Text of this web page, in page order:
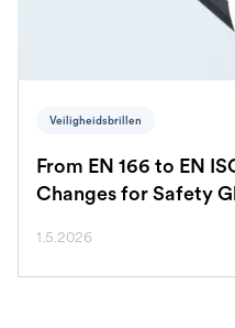
Veiligheidsbrillen
From EN 166 to EN
Changes for Safety
1.5.2026